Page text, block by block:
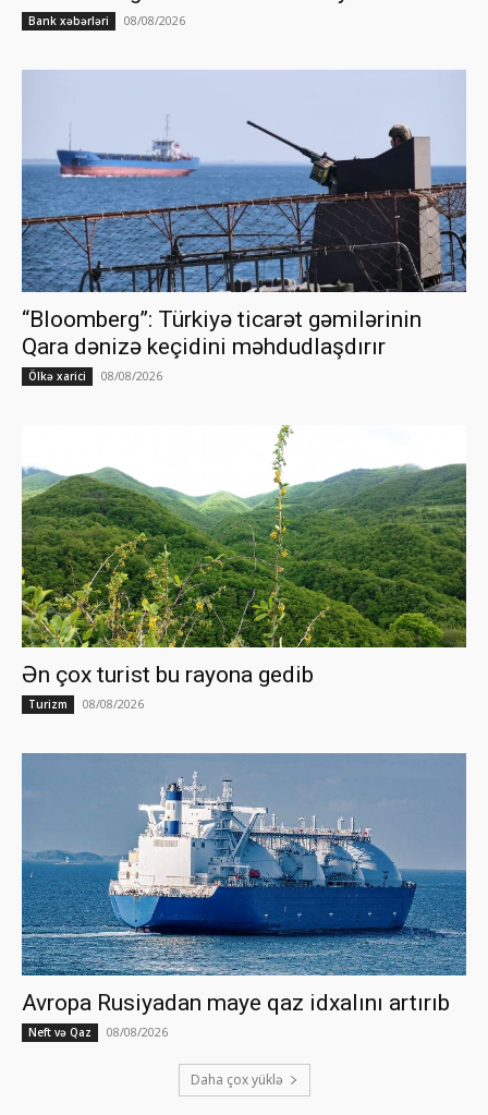
Bank xəbərləri 08/08/2026
“Bloomberg”: Türkiyə ticarət gəmilərinin
Qara dənizə keçidini məhdudlaşdırır
Ölkə xarici 08/08/2026
Ən çox turist bu rayona gedib
Turizm 08/08/2026
Avropa Rusiyadan maye qaz idxalını artırıb
Neft və Qaz 08/08/2026
Daha çox yüklə